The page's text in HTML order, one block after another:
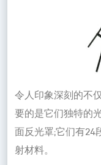
令人印象深刻的不
要的是它们独特的
面反光罩;它们有24
射材料。